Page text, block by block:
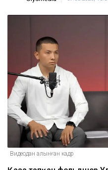
Доллар
кеше, 19:35
ULYSMEDIA.KZ Жаңалықтар
«Заңда бір жыл